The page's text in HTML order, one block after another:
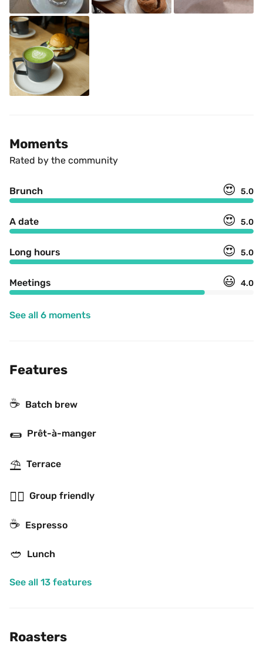
Moments
Rated by the community
Brunch 😍 5.0
A date 😍 5.0
Long hours 😍 5.0
Meetings 😃 4.0
See all 6 moments
Features
☕️ Batch brew
🌯 Prêt-à-manger
⛱ Terrace
👯‍♂️ Group friendly
☕ Espresso
🥙 Lunch
See all 13 features
Roasters